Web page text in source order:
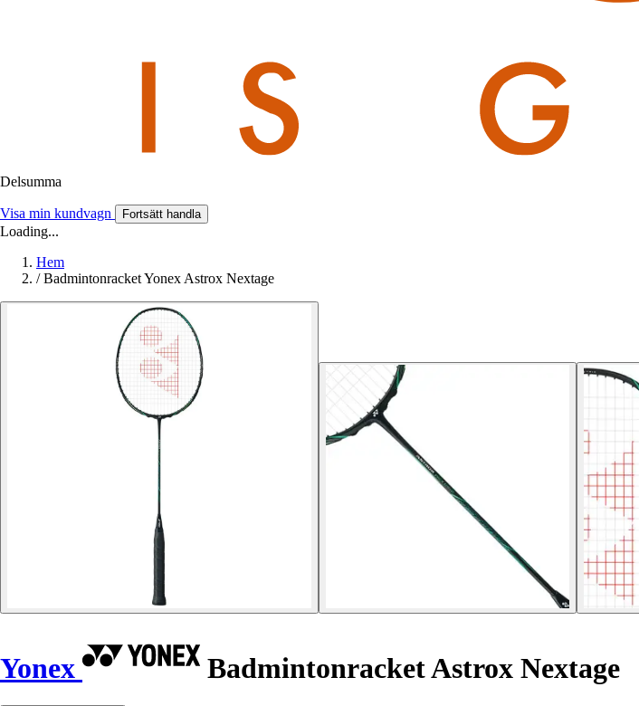
Delsumma
Visa min kundvagn Fortsätt handla
Loading...
Hem
/ Badmintonracket Yonex Astrox Nextage
Yonex Badmintonracket Astrox Nextage